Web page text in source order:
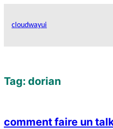
cloudwayui
Tag: dorian
comment faire un